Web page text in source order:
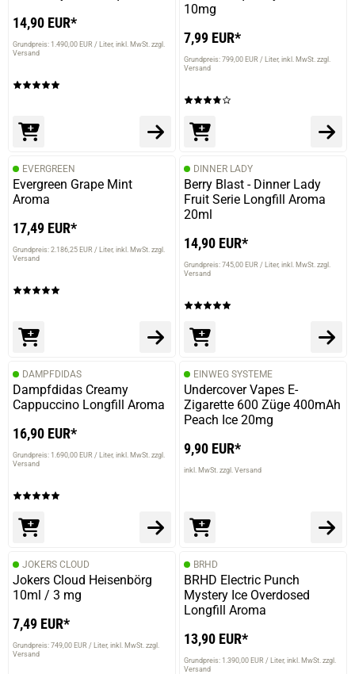
14,90 EUR*
Grundpreis: 1.490,00 EUR / Liter inkl. MwSt. zzgl.
Versand
10mg
7,99 EUR*
Grundpreis: 799,00 EUR / Liter inkl. MwSt. zzgl.
Versand
EVERGREEN
Evergreen Grape Mint
Aroma
17,49 EUR*
Grundpreis: 2.186,25 EUR / Liter inkl. MwSt. zzgl.
Versand
DINNER LADY
Berry Blast - Dinner Lady
Fruit Serie Longfill Aroma
20ml
14,90 EUR*
Grundpreis: 745,00 EUR / Liter inkl. MwSt. zzgl.
Versand
DAMPFDIDAS
Dampfdidas Creamy
Cappuccino Longfill Aroma
16,90 EUR*
Grundpreis: 1.690,00 EUR / Liter inkl. MwSt. zzgl.
Versand
EINWEG SYSTEME
Undercover Vapes E-
Zigarette 600 Züge 400mAh
Peach Ice 20mg
9,90 EUR*
inkl. MwSt. zzgl. Versand
JOKERS CLOUD
Jokers Cloud Heisenbörg
10ml / 3 mg
7,49 EUR*
Grundpreis: 749,00 EUR / Liter inkl. MwSt. zzgl.
Versand
BRHD
BRHD Electric Punch
Mystery Ice Overdosed
Longfill Aroma
13,90 EUR*
Grundpreis: 1.390,00 EUR / Liter inkl. MwSt. zzgl.
Versand